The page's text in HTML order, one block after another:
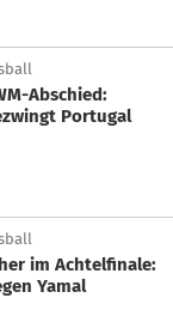
Abschied:
Portugal
im Achtelfinale:
Yamal